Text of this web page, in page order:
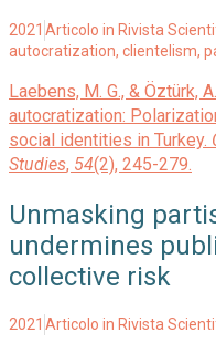
2021 Articolo in Rivista
autocratization, clientelism,
Laebens, M. G., & Öztürk,
autocratization:
social identities in Turkey.
Studies, 54(2), 245-279.
Unmasking
undermines
collective risk
2021 Articolo in Rivista